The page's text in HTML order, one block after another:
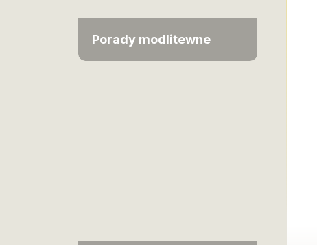
Porady modlitewne